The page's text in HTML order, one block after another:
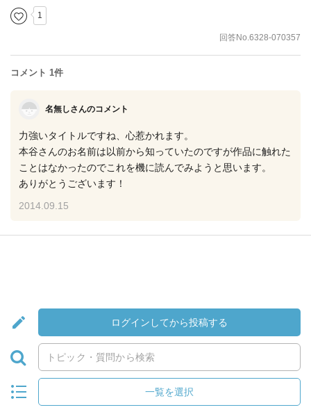
1
回答No.6328-070357
コメント 1件
名無しさんのコメント
力強いタイトルですね、心惹かれます。
本谷さんのお名前は以前から知っていたのですが作品に触れた
ことはなかったのでこれを機に読んでみようと思います。
ありがとうございます！
2014.09.15
ログインしてから投稿する
一覧を選択